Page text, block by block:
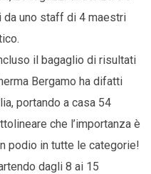
uno staff di 4 maestri
il bagaglio di risultati
Bergamo ha difatti
portando a casa 54
che l’importanza è
podio in tutte le categorie!
dagli 8 ai 15